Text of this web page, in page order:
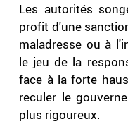
Les autorités
profit d'une
maladresse ou à
le jeu de la
face à la forte
reculer le
plus rigoureux.